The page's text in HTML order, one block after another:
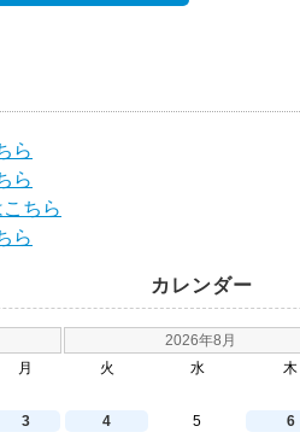
ら
ら
ちら
ら
カレンダー
2026年8月
月 火 水 木
3 4 5 6